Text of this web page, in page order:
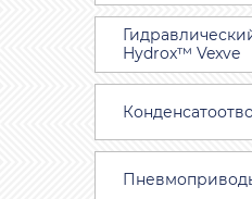
Hydrox™ Vexve